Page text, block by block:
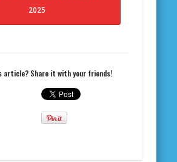
2025
article? Share it with your friends!